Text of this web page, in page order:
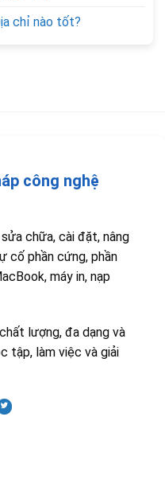
chỉ nào tốt?
công nghệ
chữa, cài đặt, nâng
cố phần cứng, phần
máy in, nạp
lượng, đa dạng và
tập, làm việc và giải